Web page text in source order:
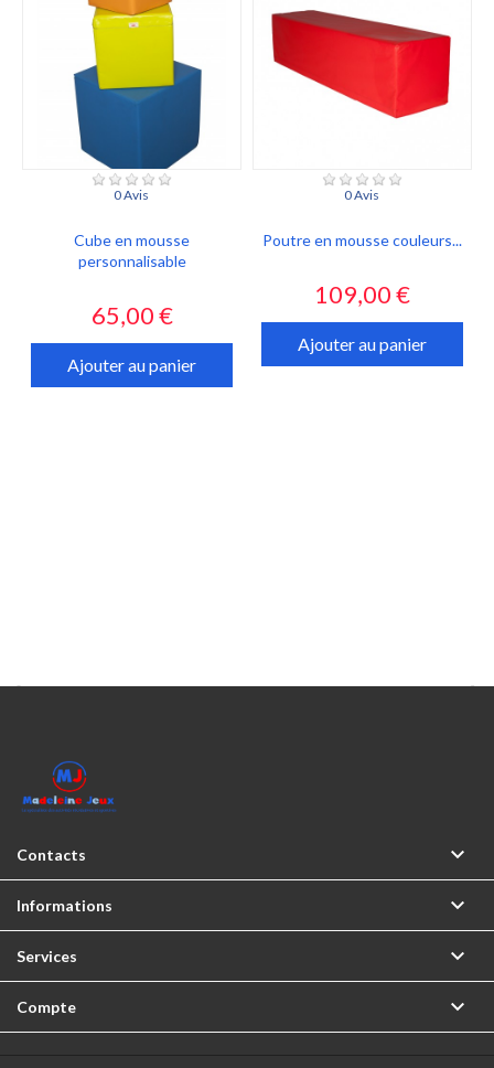
0 Avis
Cube en mousse
personnalisable
Prix
65,00 €
Ajouter au panier
0 Avis
Poutre en mousse couleurs...
Prix
109,00 €
Ajouter au panier
 
Contacts 
Informations 
Services 
Compte 